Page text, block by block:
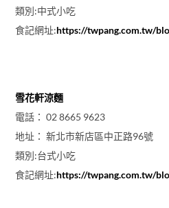
類別:中式小吃
食記網址:https://twpang.com.tw/
雪花軒涼麵
電話： 02 8665 9623
地址： 新北市新店區中正路96號
類別:台式小吃
食記網址:https://twpang.com.tw/